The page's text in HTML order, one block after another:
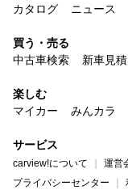
カタログ
ニュース
買う・売る
中古車検索
新車見積
楽しむ
マイカー
みんカラ
サービス
carview!について 運営
プライバシーセンター